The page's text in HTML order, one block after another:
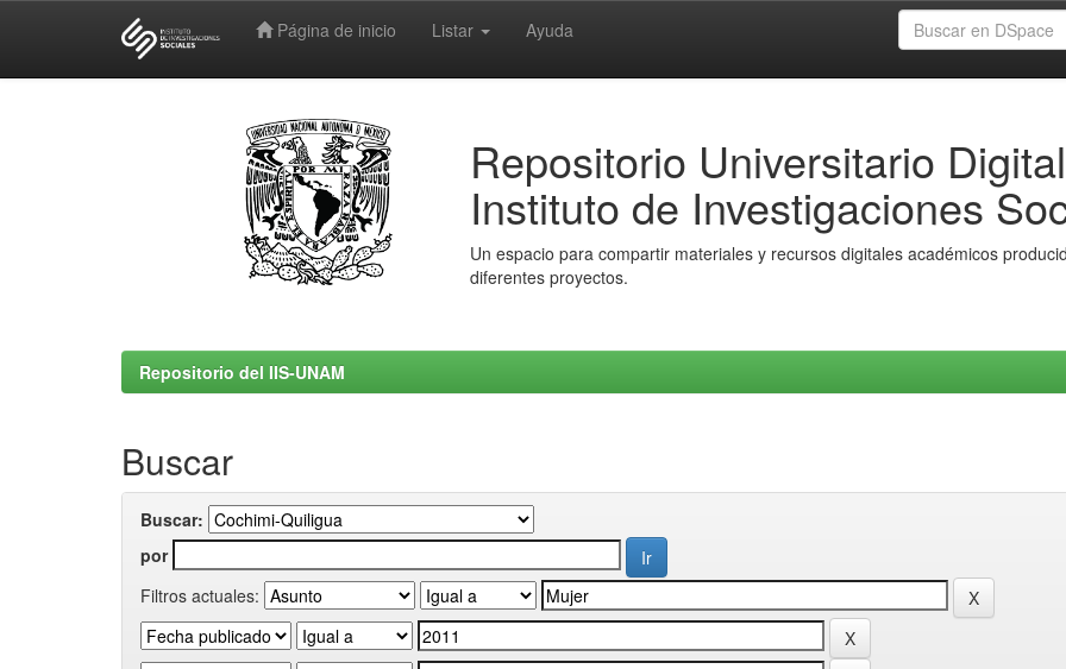
Página de inicio Listar Ayuda
Repositorio Universitario Digital
Instituto de Investigaciones
Un espacio para compartir materiales y recursos digitales académicos
diferentes proyectos.
Repositorio del IIS-UNAM
Buscar
Buscar:
por
Filtros actuales: